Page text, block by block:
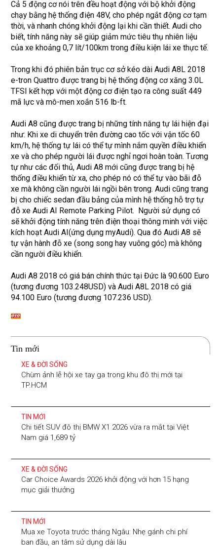
Cả 5 động cơ nói trên đều hoạt động với bộ khởi động
chạy bằng hệ thống điện 48V, cho phép ngắt động cơ tạm
thời, và nhanh chóng khởi động lại khi cần thiết. Audi cho
biết, tính năng này sẽ giúp giảm mức tiêu thụ nhiên liệu
của xe khoảng 0,7 lít/100km trong điều kiện lái xe thực tế.
Trong khi đó phiên bản trục cơ sở kéo dài Audi A8L 2018
e-tron Quattro được trang bị hệ thống động cơ xăng 3.0L
TFSI kết hợp với một động cơ điện tạo ra công suất 449
mã lực và mô-men xoắn 516 lb-ft.
Audi A8 cũng được trang bị những tính năng tự lái hiện đại
như: Khi xe di chuyển trên đường cao tốc với vận tốc 60
km/h, hệ thống tự lái có thể tự mình nắm quyền điều khiển
xe và cho phép người lái được nghỉ ngơi hoàn toàn. Tương
tự như các đối thủ, Audi A8 mới cũng được trang bị hệ
thống điều khiển từ xa, cho phép nó có thể tự vào bãi đỗ
xe mà không cần người lái ngồi bên trong. Audi cũng trang
bị cho chiếc sedan đầu bảng của mình hệ thống hỗ trợ tự
đỗ xe Audi AI Remote Parking Pilot. Người sử dụng có
sẽ khởi động tính năng trên điện thoại thông minh với việc
kích hoạt Audi AI(ứng dụng myAudi). Qua đó Audi A8 sẽ
tự vận hành đỗ xe (song song hay vuông góc) mà không
cần người điều khiển.
Audi A8 2018 có giá bán chính thức tại Đức là 90.600 Euro
(tương đương 103.248USD) và Audi A8L 2018 có giá
94.100 Euro (tương đương 107.236 USD).
Tin mới
XE & ĐỜI SỐNG
Chùm ảnh lễ hội xe tay ga trong khu đô thị mới tại
TP.HCM
TIN MỚI
Chi tiết SUV đô thị BMW X1 2026 vừa ra mắt tại Việt
Nam giá 1,689 tỷ
XE & ĐỜI SỐNG
Car Choice Awards 2026 khởi động với hơn 15 hạng
mục giải thưởng
TIN MỚI
Mua xe Toyota trước tháng Ngâu: Nhẹ gánh chi phí
ban đầu, an tâm sử dụng dài lâu